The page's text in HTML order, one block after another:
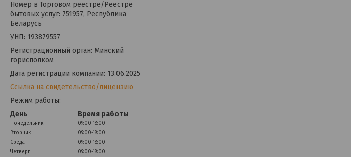
Номер в Торговом реестре/Реестре
бытовых услуг: 751957, Республика
Беларусь
УНП: 193879557
Регистрационный орган: Минский
горисполком
Дата регистрации компании: 13.06.2025
Ссылка на свидетельство/лицензию
Режим работы:
День
Время работы
Понедельник
09:00-18:00
Вторник
09:00-18:00
Среда
09:00-18:00
Четверг
09:00-18:00